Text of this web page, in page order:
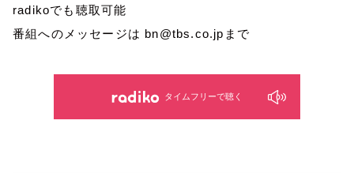
radikoでも聴取可能
番組へのメッセージは bn@tbs.co.jpまで
タイムフリーで聴く